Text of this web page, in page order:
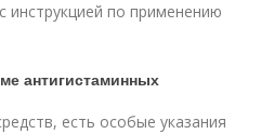
инструкцией по применению
антигистаминных
есть особые указания